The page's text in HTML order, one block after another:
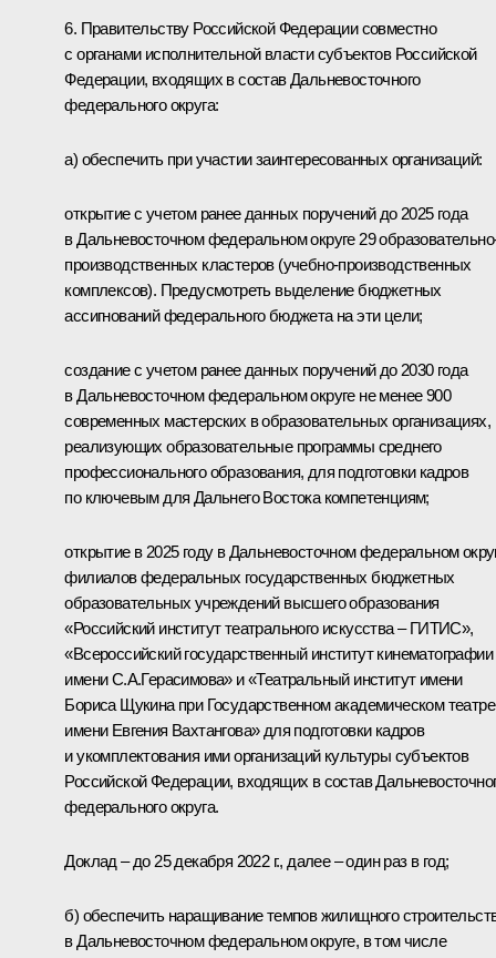
6. Правительству Российской Федерации совместно
с органами исполнительной власти субъектов Российской
Федерации, входящих в состав Дальневосточного
федерального округа:
а) обеспечить при участии заинтересованных организаций:
открытие с учетом ранее данных поручений до 2025 года
в Дальневосточном федеральном округе 29
производственных кластеров (учебно-производственных
комплексов). Предусмотреть выделение бюджетных
ассигнований федерального бюджета на эти цели;
создание с учетом ранее данных поручений до 2030 года
в Дальневосточном федеральном округе не менее 900
современных мастерских в образовательных организациях,
реализующих образовательные программы среднего
профессионального образования, для подготовки кадров
по ключевым для Дальнего Востока компетенциям;
открытие в 2025 году в Дальневосточном федеральном
филиалов федеральных государственных бюджетных
образовательных учреждений высшего образования
«Российский институт театрального искусства – ГИТИС»,
«Всероссийский государственный институт кинематографии
имени С.А.Герасимова» и «Театральный институт имени
Бориса Щукина при Государственном академическом театре
имени Евгения Вахтангова» для подготовки кадров
и укомплектования ими организаций культуры субъектов
Российской Федерации, входящих в состав
федерального округа.
Доклад – до 25 декабря 2022 г., далее – один раз в год;
б) обеспечить наращивание темпов жилищного
в Дальневосточном федеральном округе, в том числе